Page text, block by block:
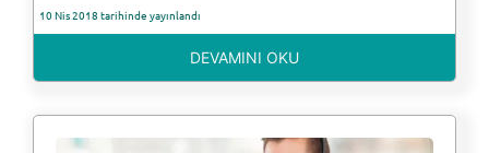
10 Nis 2018 tarihinde yayınlandı
DEVAMINI OKU